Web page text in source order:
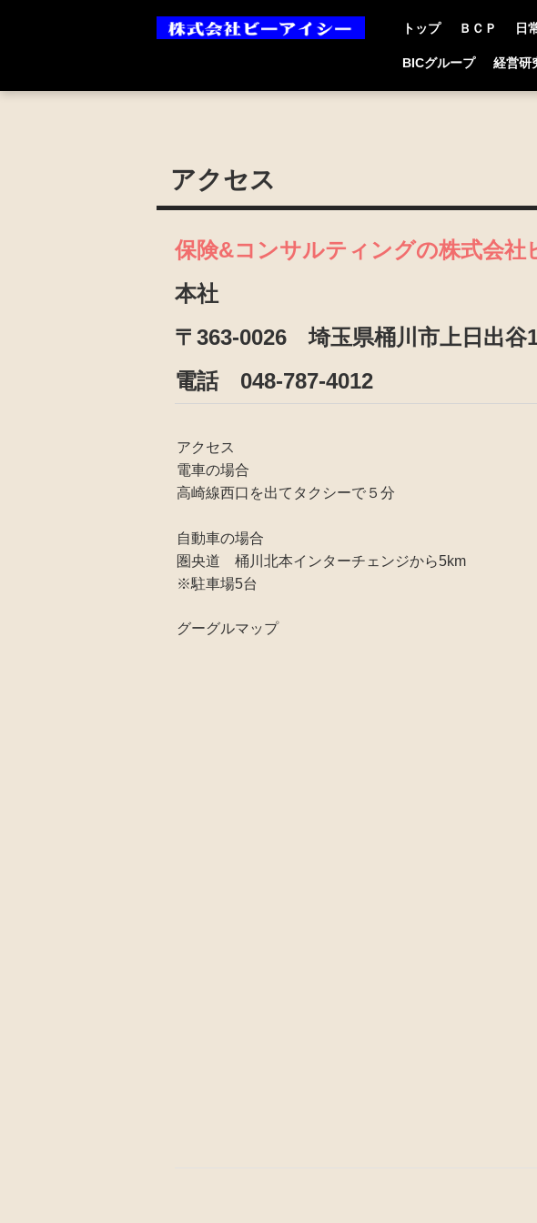
トップ ＢＣＰ 日
BICグループ 経営研
アクセス
保険&コンサルティングの株式会社
本社
〒363-0026 埼玉県桶川市上日出谷
電話 048-787-4012
アクセス
電車の場合
高崎線西口を出てタクシーで５分
自動車の場合
圏央道 桶川北本インターチェンジから5km
※駐車場5台
グーグルマップ